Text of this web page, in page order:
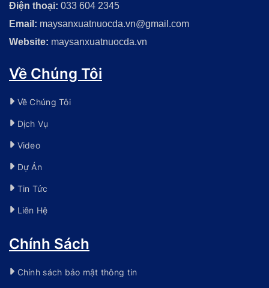
Điện thoại: 033 604 2345
Email: maysanxuatnuocda.vn@gmail.com
Website: maysanxuatnuocda.vn
Về Chúng Tôi
Về Chúng Tôi
Dịch Vụ
Video
Dự Án
Tin Tức
Liên Hệ
Chính Sách
Chính sách bảo mật thông tin